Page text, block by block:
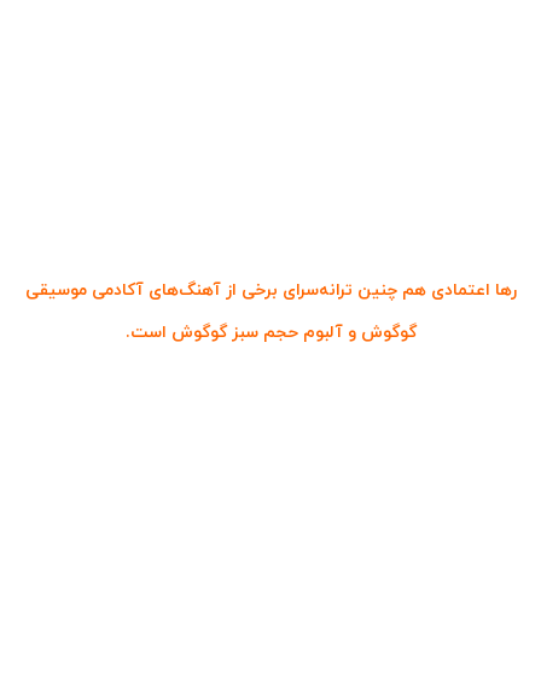
رها اعتمادی هم چنین ترانه‌سرای برخی از آهنگ‌های آکادمی موسیقی
گوگوش و آلبوم حجم سبز گوگوش است.